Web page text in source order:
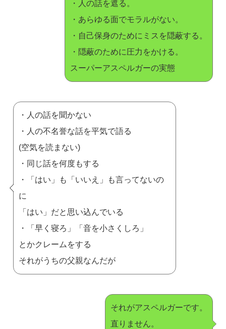
・人の話を遮る。
・あらゆる面でモラルがない。
・自己保身のためにミスを隠蔽する。
・隠蔽のために圧力をかける。
スーパーアスペルガーの実態
・人の話を聞かない
・人の不名誉な話を平気で語る
(空気を読まない)
・同じ話を何度もする
・「はい」も「いいえ」も言ってないの
に
「はい」だと思い込んでいる
・「早く寝ろ」「音を小さくしろ」
とかクレームをする
それがうちの父親なんだが
それがアスペルガーです。
直りません。